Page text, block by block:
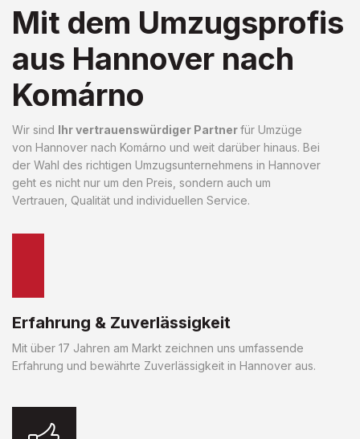
Mit dem Umzugsprofis
aus Hannover nach
Komárno
Wir sind Ihr vertrauenswürdiger Partnerfür Umzüge
von Hannover nach Komárno und weit darüber hinaus. Bei
der Wahl des richtigen Umzugsunternehmens in Hannover
geht es nicht nur um den Preis, sondern auch um
Vertrauen, Qualität und individuellen Service.
Erfahrung & Zuverlässigkeit
Mit über 17 Jahren am Markt zeichnen uns umfassende
Erfahrung und bewährte Zuverlässigkeit in Hannover aus.